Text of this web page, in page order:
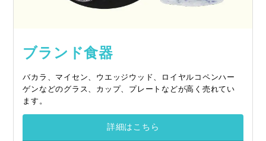
ブランド食器
バカラ、マイセン、ウエッジウッド、ロイヤルコペンハー
ゲンなどのグラス、カップ、プレートなどが高く売れてい
ます。
詳細はこちら